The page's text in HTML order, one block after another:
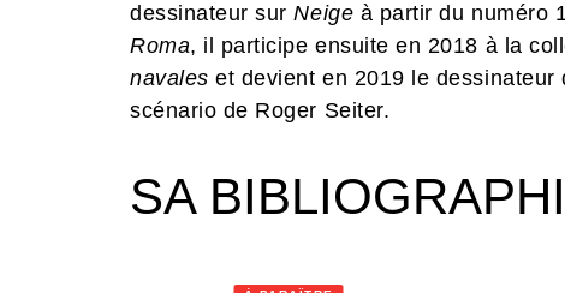
dessinateur surNeige à partir du numéro
Roma, il participe ensuite en 2018 à la
navales et devient en 2019 le dessinateur
scénario de Roger Seiter.
SA